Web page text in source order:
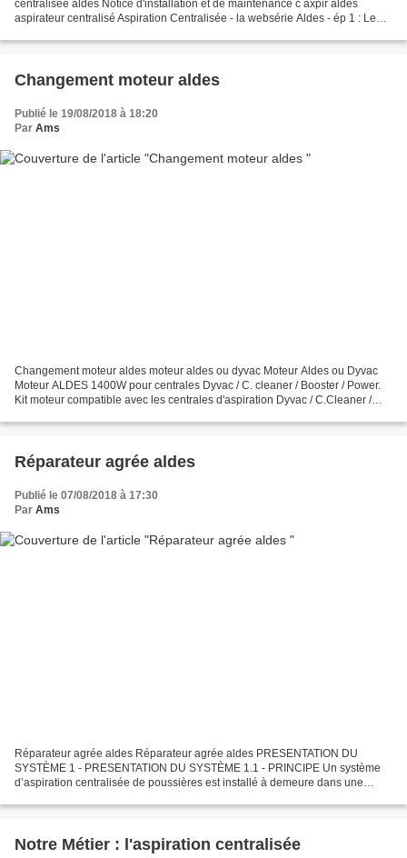
centralisée aldes Notice d'installation et de maintenance c axpir aldes
aspirateur centralisé Aspiration Centralisée - la websérie Aldes - ép 1 : Le
Changement moteur aldes
Publié le 19/08/2018 à 18:20
Par Ams
Changement moteur aldes moteur aldes ou dyvac Moteur Aldes ou Dyvac
Moteur ALDES 1400W pour centrales Dyvac / C. cleaner / Booster / Power.
Kit moteur compatible avec les centrales d'aspiration Dyvac / C.Cleaner /
Réparateur agrée aldes
Publié le 07/08/2018 à 17:30
Par Ams
Réparateur agrée aldes Réparateur agrée aldes PRESENTATION DU
SYSTÈME 1 - PRESENTATION DU SYSTÈME 1.1 - PRINCIPE Un système
d’aspiration centralisée de poussières est installé à demeure dans une
Notre Métier : l'aspiration centralisée